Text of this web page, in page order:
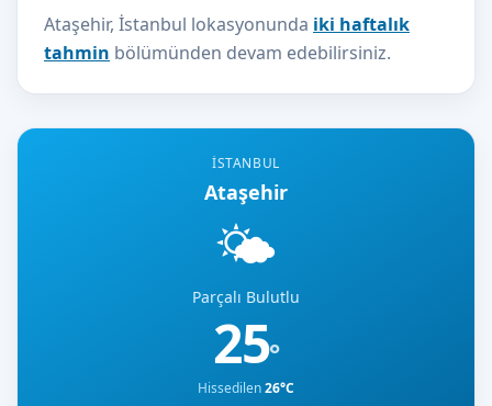
İSTANBUL
Ataşehir
🌤️
Parçalı Bulutlu
25°
Hissedilen26°C
Ataşehir, İstanbul lokasyonunda iki haftalık
tahmin bölümünden devam edebilirsiniz.